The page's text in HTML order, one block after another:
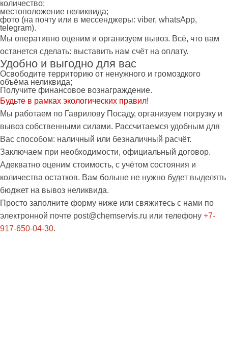
количество;
местоположение неликвида;
фото (на почту или в мессенджеры: viber, whatsApp,
telegram).
Мы оперативно оценим и организуем вывоз. Всё, что вам
останется сделать: выставить нам счёт на оплату.
Удобно и выгодно для вас
Освободите территорию от ненужного и громоздкого
объёма неликвида;
Получите финансовое вознаграждение.
Будьте в рамках экологических правил!
Мы работаем по Гаврилову Посаду, организуем погрузку и
вывоз собственными силами. Рассчитаемся удобным для
Вас способом: наличный или безналичный расчёт.
Заключаем при необходимости, официальный договор.
Адекватно оценим стоимость, с учётом состояния и
количества остатков. Вам больше не нужно будет выделять
бюджет на вывоз неликвида.
Просто заполните форму ниже или свяжитесь с нами по
электронной почте post@chemservis.ru или телефону +7-
917-650-04-30.